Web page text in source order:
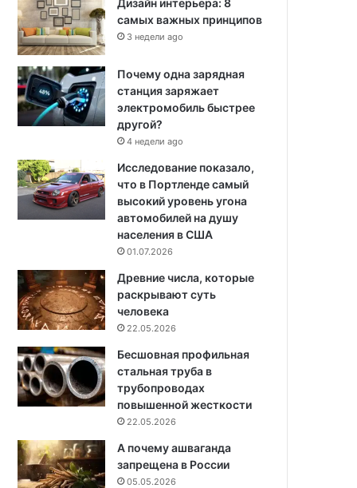
Дизайн интерьера: 8
самых важных принципов
3 недели ago
Почему одна зарядная
станция заряжает
электромобиль быстрее
другой?
4 недели ago
Исследование показало,
что в Портленде самый
высокий уровень угона
автомобилей на душу
населения в США
01.07.2026
Древние числа, которые
раскрывают суть
человека
22.05.2026
Бесшовная профильная
стальная труба в
трубопроводах
повышенной жесткости
22.05.2026
А почему ашваганда
запрещена в России
05.05.2026